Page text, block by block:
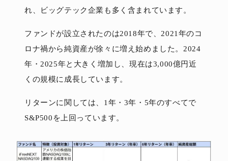
れ、ビッグテック企業も多く含まれています。
ファンドが設立されたのは2018年で、2021年のコ
ロナ禍から純資産が徐々に増え始めました。2024
年・2025年と大きく増加し、現在は3,000億円近
くの規模に成長しています。
リターンに関しては、1年・3年・5年のすべてで
S&P500を上回っています。